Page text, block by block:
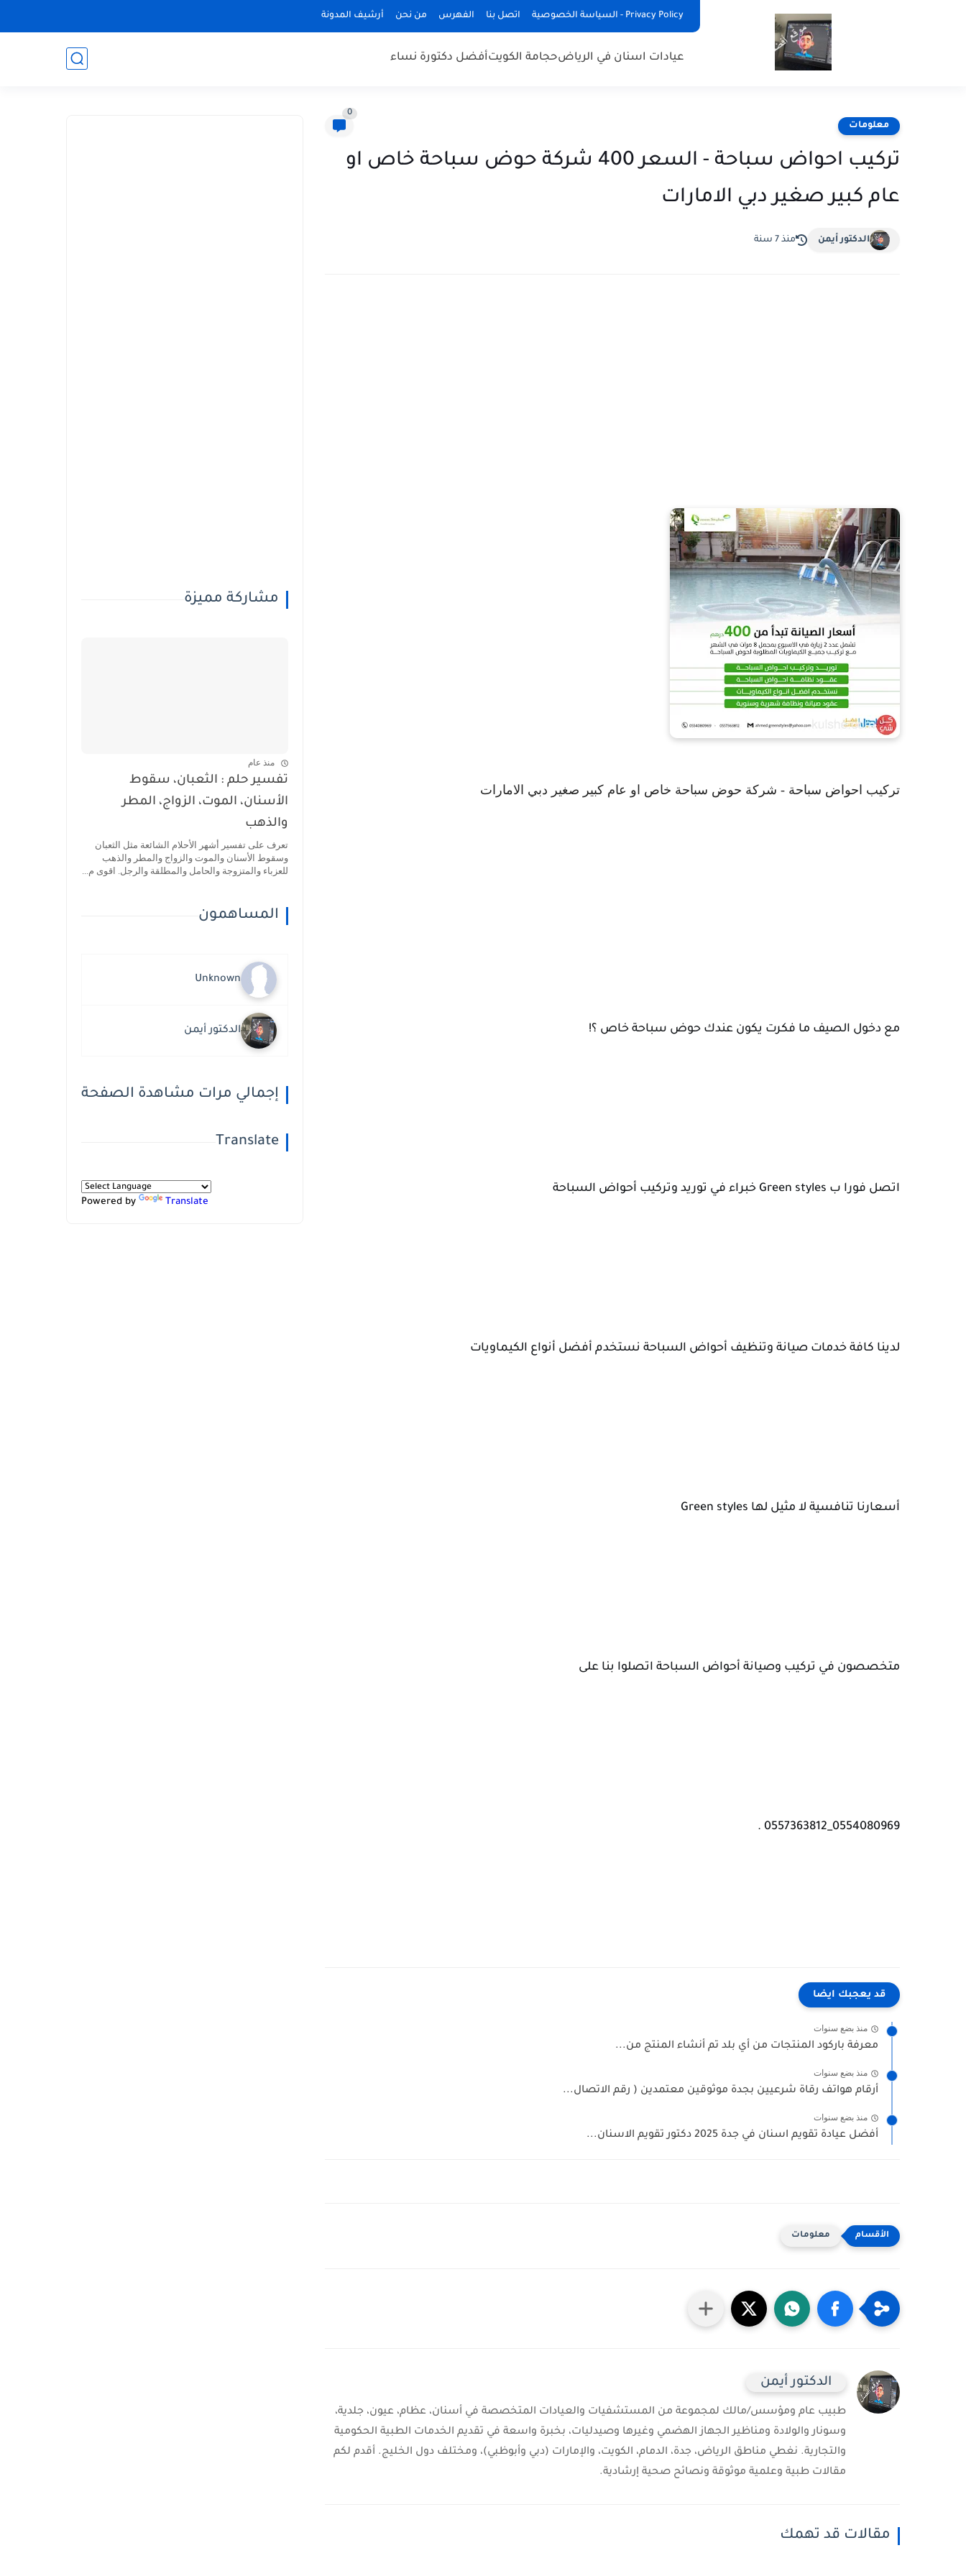
Privacy Policy - السياسة الخصوصية اتصل بنا الفهرس من نحن أرشيف المدونة
عيادات اسنان في الرياضحجامة الكويتأفضل دكتورة نساء
معلومات
0
تركيب احواض سباحة - السعر 400 شركة حوض سباحة خاص او
عام كبير صغير دبي الامارات
الدكتور أيمن منذ 7 سنة
تركيب احواض سباحة - شركة حوض سباحة خاص او عام كبير صغير دبي الامارات
مع دخول الصيف ما فكرت يكون عندك حوض سباحة خاص ؟!
اتصل فورا ب Green styles خبراء في توريد وتركيب أحواض السباحة
لدينا كافة خدمات صيانة وتنظيف أحواض السباحة نستخدم أفضل أنواع الكيماويات
أسعارنا تنافسية لا مثيل لها Green styles
متخصصون في تركيب وصيانة أحواض السباحة اتصلوا بنا على
0554080969_0557363812 .
قد يعجبك ايضا
منذ بضع سنوات
معرفة باركود المنتجات من أي بلد تم أنشاء المنتج من...
منذ بضع سنوات
أرقام هواتف رقاة شرعيين بجدة موثوقين معتمدين ( رقم الاتصال...
منذ بضع سنوات
أفضل عيادة تقويم اسنان في جدة 2025 دكتور تقويم الاسنان...
معلومات
الدكتور أيمن
طبيب عام ومؤسس/مالك لمجموعة من المستشفيات والعيادات المتخصصة في أسنان، عظام، عيون، جلدية،
وسونار والولادة ومناظير الجهاز الهضمي وغيرها وصيدليات، بخبرة واسعة في تقديم الخدمات الطبية الحكومية
والتجارية. نغطي مناطق الرياض، جدة، الدمام، الكويت، والإمارات (دبي وأبوظبي)، ومختلف دول الخليج. أقدم لكم
مقالات طبية وعلمية موثوقة ونصائح صحية إرشادية.
مقالات قد تهمك
مشاركة مميزة
منذ عام
تفسير حلم : الثعبان، سقوط
الأسنان، الموت، الزواج، المطر
والذهب
تعرف على تفسير أشهر الأحلام الشائعة مثل الثعبان
وسقوط الأسنان والموت والزواج والمطر والذهب
للعزباء والمتزوجة والحامل والمطلقة والرجل. اقوى م...
المساهمون
Unknown
الدكتور أيمن
إجمالي مرات مشاهدة الصفحة
Translate
Powered by Translate